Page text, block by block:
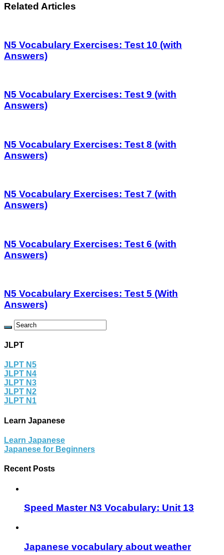
Related Articles
N5 Vocabulary Exercises: Test 10 (with
Answers)
N5 Vocabulary Exercises: Test 9 (with
Answers)
N5 Vocabulary Exercises: Test 8 (with
Answers)
N5 Vocabulary Exercises: Test 7 (with
Answers)
N5 Vocabulary Exercises: Test 6 (with
Answers)
N5 Vocabulary Exercises: Test 5 (With
Answers)
JLPT
JLPT N5
JLPT N4
JLPT N3
JLPT N2
JLPT N1
Learn Japanese
Learn Japanese
Japanese for Beginners
Recent Posts
Speed Master N3 Vocabulary: Unit 13
Japanese vocabulary about weather